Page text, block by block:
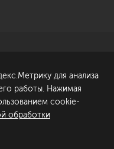
Обсудить проект
для анализа
работы. Нажимая
cookie-
обработки